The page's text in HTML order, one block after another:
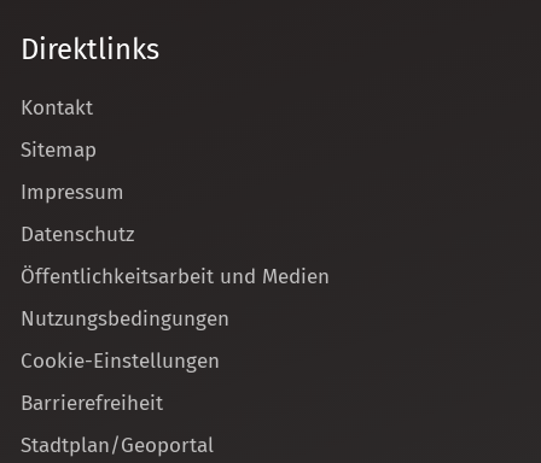
Direktlinks
Kontakt
Sitemap
Impressum
Datenschutz
Öffentlichkeitsarbeit und Medien
Nutzungsbedingungen
Cookie-Einstellungen
Barrierefreiheit
Stadtplan/Geoportal